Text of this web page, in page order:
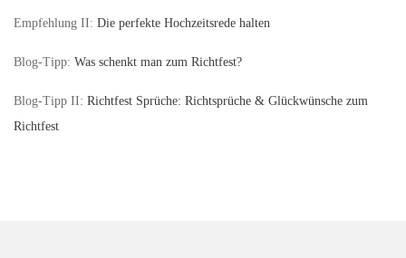
Empfehlung II: Die perfekte Hochzeitsrede halten
Blog-Tipp: Was schenkt man zum Richtfest?
Blog-Tipp II: Richtfest Sprüche: Richtsprüche & Glückwünsche zum
Richtfest